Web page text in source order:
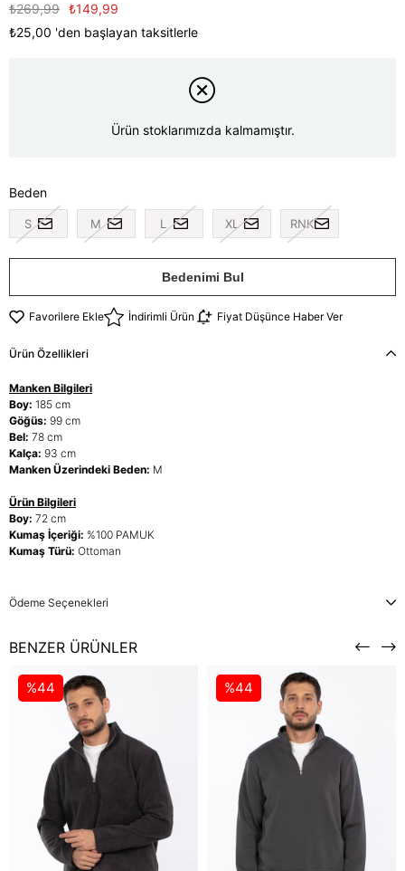
₺269,99 ₺149,99
₺25,00 'den başlayan taksitlerle
Ürün stoklarımızda kalmamıştır.
Beden
S M L XL RNK
Bedenimi Bul
Favorilere Ekle İndirimli Ürün Fiyat Düşünce Haber Ver
Ürün Özellikleri
Manken Bilgileri
Boy: 185 cm
Göğüs: 99 cm
Bel: 78 cm
Kalça: 93 cm
Manken Üzerindeki Beden: M
Ürün Bilgileri
Boy: 72 cm
Kumaş İçeriği: %100 PAMUK
Kumaş Türü: Ottoman
Ödeme Seçenekleri
BENZER ÜRÜNLER
%44 %44